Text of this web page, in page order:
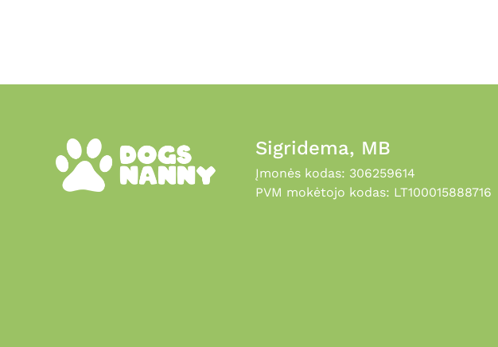
Sigridema, MB
Įmonės kodas: 306259614
PVM mokėtojo kodas: LT100015888716